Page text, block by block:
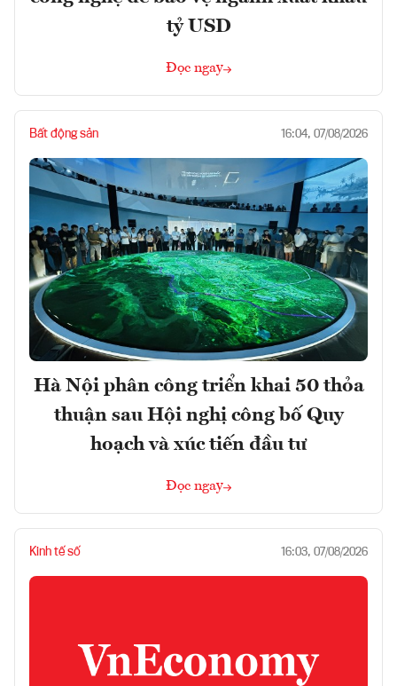
tỷ USD
Đọc ngay
Bất động sản 16:04, 07/08/2026
Hà Nội phân công triển khai 50 thỏa
thuận sau Hội nghị công bố Quy
hoạch và xúc tiến đầu tư
Đọc ngay
Kinh tế số 16:03, 07/08/2026